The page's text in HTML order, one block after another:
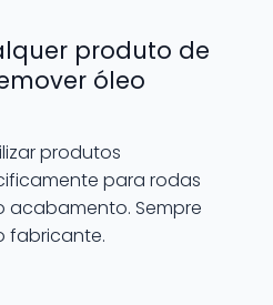
produto de
óleo
produtos
para rodas
acabamento. Sempre
fabricante.